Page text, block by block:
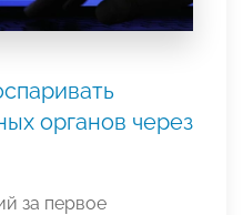
органов через
за первое